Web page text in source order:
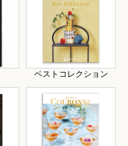
ベストコレクション